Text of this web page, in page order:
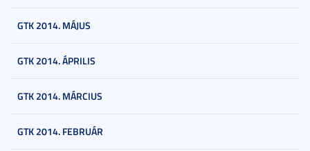
GTK 2014. MÁJUS
GTK 2014. ÁPRILIS
GTK 2014. MÁRCIUS
GTK 2014. FEBRUÁR